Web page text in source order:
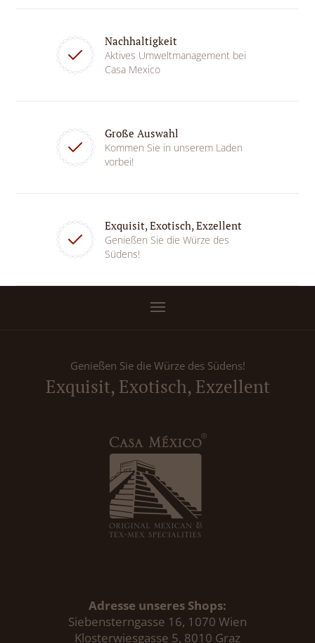
Nachhaltigkeit
Aktives Umweltmanagement bei
Casa Mexico
Große Auswahl
Kommen Sie in unserem Laden
vorbei!
Exquisit, Exotisch, Exzellent
Genießen Sie die Würze des
Südens!
Genießen Sie die Würze des Südens!
Exquisit, Exotisch, Exzellent
Adresse unseres Shops:
Siebensterngasse 16, 1070 Wien
Klosterwiesgasse 5, 8010 Graz